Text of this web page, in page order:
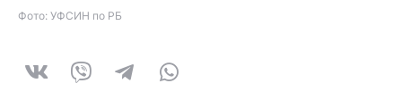
Фото: УФСИН по РБ